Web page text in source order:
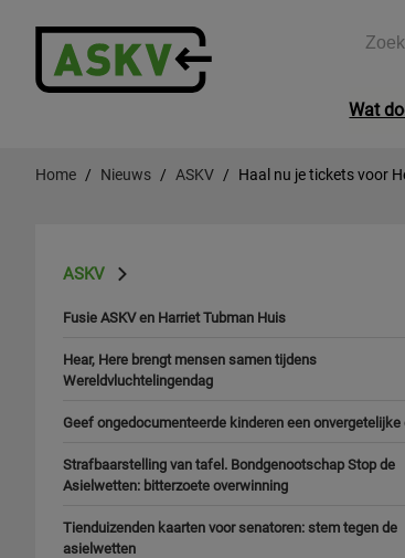
Zoeken
Wat
Home Nieuws ASKV Haal nu je tickets voor
ASKV
Fusie ASKV en Harriet Tubman Huis
Hear, Here brengt mensen samen tijdens
Wereldvluchtelingendag
Geef ongedocumenteerde kinderen een onvergetelijke
Strafbaarstelling van tafel. Bondgenootschap Stop de
Asielwetten: bitterzoete overwinning
Tienduizenden kaarten voor senatoren: stem tegen de
asielwetten